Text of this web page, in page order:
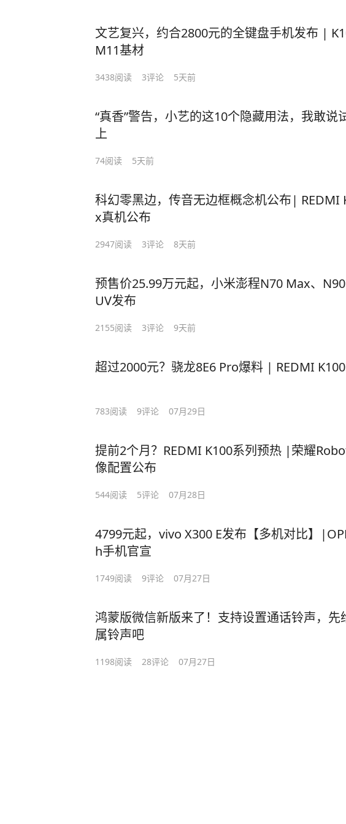
文艺复兴，约合2800元的全键盘手机发布 |
M11基材
3438阅读 3评论 5天前
“真香”警告，小艺的这10个隐藏用法，我敢说
上
74阅读 5天前
科幻零黑边，传音无边框概念机公布| REDMI
x真机公布
2947阅读 3评论 8天前
预售价25.99万元起，小米澎程N70 Max、
UV发布
2155阅读 3评论 9天前
超过2000元？骁龙8E6 Pro爆料 | REDMI
783阅读 9评论 07月29日
提前2个月？REDMI K100系列预热 |荣耀
像配置公布
544阅读 5评论 07月28日
4799元起，vivo X300 E发布【多机对比】
h手机官宣
1749阅读 9评论 07月27日
鸿蒙版微信新版来了！支持设置通话铃声，先
属铃声吧
1198阅读 28评论 07月27日